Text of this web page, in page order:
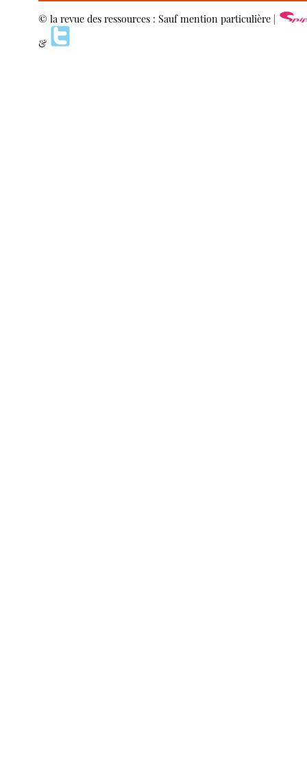
© la revue des ressources : Sauf mention particulière |
&